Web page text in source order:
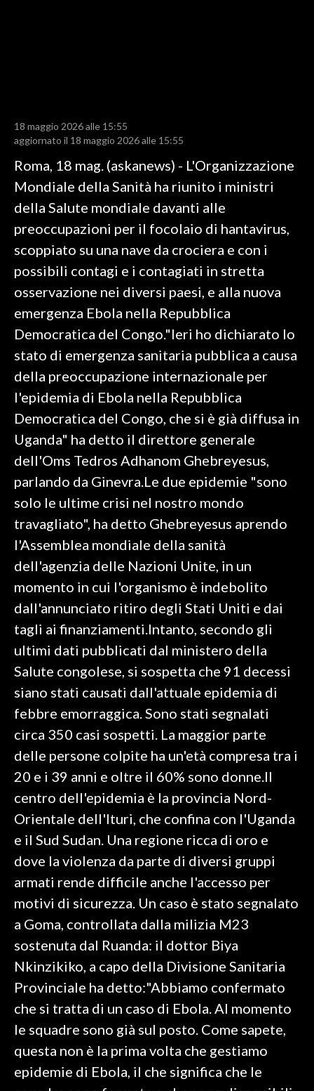
RISULTATI E CLASSIFICHE
CALCIO REGIONALE
BASKET
VOLLEY
MOTORI
TENNIS
ALTRI SPORT
CULTURA
GOSSIP
SALUTE
SARDEGNA TURISMO
SARDI NEL MONDO
NOTIZIE
EVENTI
3 MINUTI CON
INSULARITÀ
INFO AZIENDE
SPIAGGE
18 maggio 2026 alle 15:55
aggiornato il 18 maggio 2026 alle 15:55
Roma, 18 mag. (askanews) - L'Organizzazione
Mondiale della Sanità ha riunito i ministri
della Salute mondiale davanti alle
preoccupazioni per il focolaio di hantavirus,
scoppiato su una nave da crociera e con i
possibili contagi e i contagiati in stretta
osservazione nei diversi paesi, e alla nuova
emergenza Ebola nella Repubblica
Democratica del Congo."Ieri ho dichiarato lo
stato di emergenza sanitaria pubblica a causa
della preoccupazione internazionale per
l'epidemia di Ebola nella Repubblica
Democratica del Congo, che si è già diffusa in
Uganda" ha detto il direttore generale
dell'Oms Tedros Adhanom Ghebreyesus,
parlando da Ginevra.Le due epidemie "sono
solo le ultime crisi nel nostro mondo
travagliato", ha detto Ghebreyesus aprendo
l'Assemblea mondiale della sanità
dell'agenzia delle Nazioni Unite, in un
momento in cui l'organismo è indebolito
dall'annunciato ritiro degli Stati Uniti e dai
tagli ai finanziamenti.Intanto, secondo gli
ultimi dati pubblicati dal ministero della
Salute congolese, si sospetta che 91 decessi
siano stati causati dall'attuale epidemia di
febbre emorraggica. Sono stati segnalati
circa 350 casi sospetti. La maggior parte
delle persone colpite ha un'età compresa tra i
20 e i 39 anni e oltre il 60% sono donne.Il
centro dell'epidemia è la provincia Nord-
Orientale dell'Ituri, che confina con l'Uganda
e il Sud Sudan. Una regione ricca di oro e
dove la violenza da parte di diversi gruppi
armati rende difficile anche l'accesso per
motivi di sicurezza. Un caso è stato segnalato
a Goma, controllata dalla milizia M23
sostenuta dal Ruanda: il dottor Biya
Nkinzikiko, a capo della Divisione Sanitaria
Provinciale ha detto:"Abbiamo confermato
che si tratta di un caso di Ebola. Al momento
le squadre sono già sul posto. Come sapete,
questa non è la prima volta che gestiamo
epidemie di Ebola, il che significa che le